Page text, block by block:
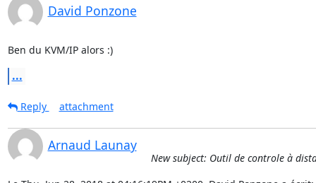
David Ponzone
Ben du KVM/IP alors :)
...
Reply attachment
Arnaud Launay
New subject: Outil de controle à